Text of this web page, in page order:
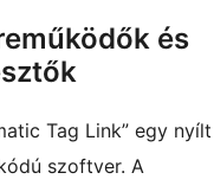
és
Tag Link” egy nyílt
szoftver. A